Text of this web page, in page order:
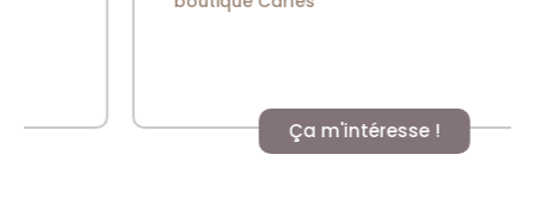
Ça m'intéresse !